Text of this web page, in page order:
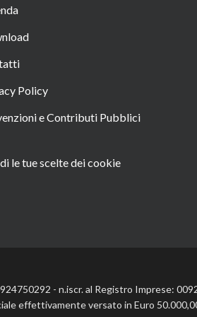
Policy
e Contributi Pubblici
le tue scelte dei cookie
- n.iscr. al Registro Imprese:
effettivamente versato in Euro